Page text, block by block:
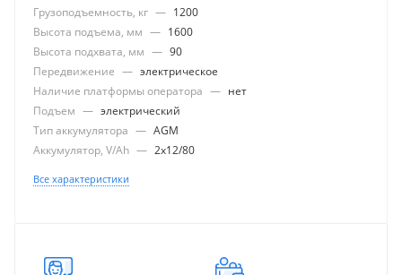
Грузоподъемность, кг — 1200
Высота подъема, мм — 1600
Высота подхвата, мм — 90
Передвижение — электрическое
Наличие платформы оператора — нет
Подъем — электрический
Тип аккумулятора — AGM
Аккумулятор, V/Ah — 2x12/80
Все характеристики